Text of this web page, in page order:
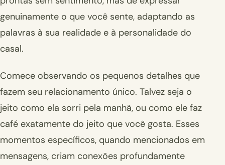
genuinamente o que você sente, adaptando as
palavras à sua realidade e à personalidade do
casal.
Comece observando os pequenos detalhes que
fazem seu relacionamento único. Talvez seja o
jeito como ela sorri pela manhã, ou como ele faz
café exatamente do jeito que você gosta. Esses
momentos específicos, quando mencionados em
mensagens, criam conexões profundamente